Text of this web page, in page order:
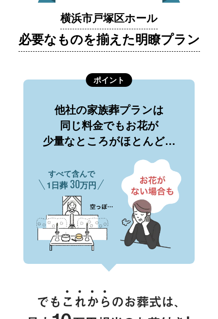
横浜市戸塚区ホール
必要なものを揃えた明瞭プラン
ポイント
他社の家族葬プランは
同じ料金でもお花が
少量なところがほとんど…
すべて含んで
1日葬 30万円